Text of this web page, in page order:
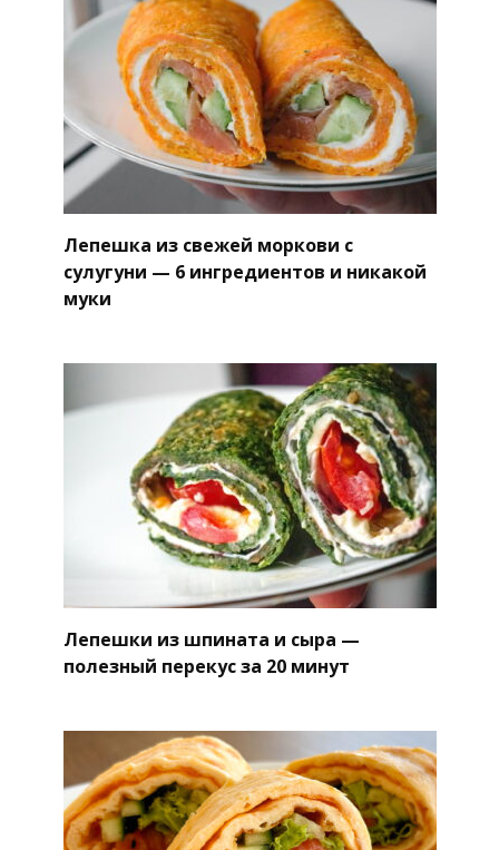
Лепешка из свежей моркови с
сулугуни — 6 ингредиентов и никакой
муки
Лепешки из шпината и сыра —
полезный перекус за 20 минут